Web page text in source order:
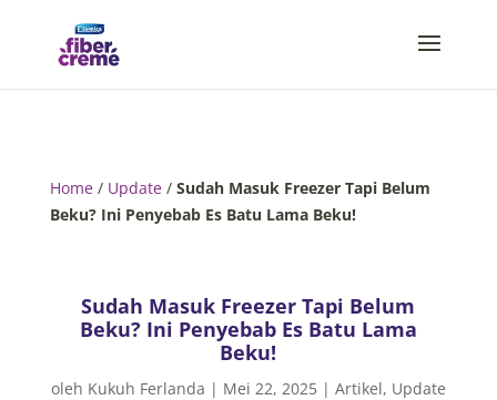
Home/ Update/ Sudah Masuk Freezer Tapi Belum
Beku? Ini Penyebab Es Batu Lama Beku!
Sudah Masuk Freezer Tapi Belum
Beku? Ini Penyebab Es Batu Lama
Beku!
oleh Kukuh Ferlanda | Mei 22, 2025| Artikel, Update